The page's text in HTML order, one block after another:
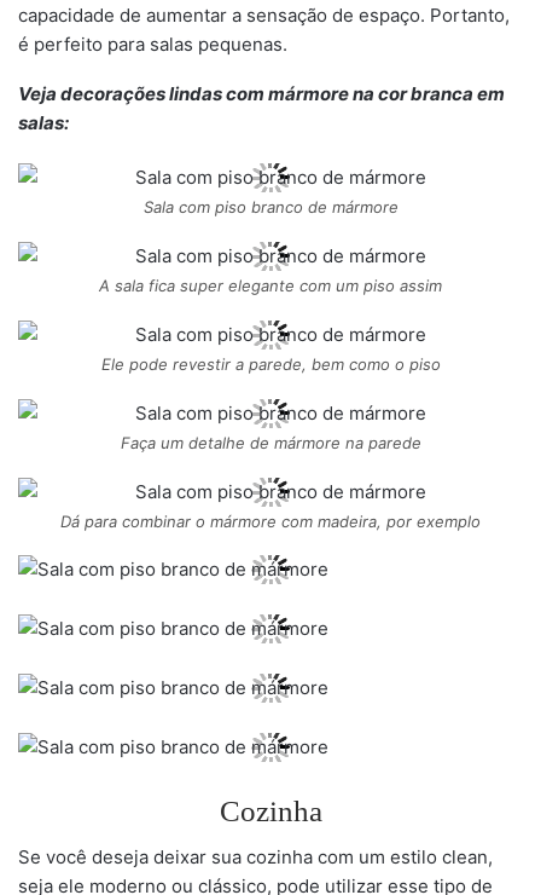
capacidade de aumentar a sensação de espaço. Portanto,
é perfeito para salas pequenas.
Veja decorações lindas com mármore na cor branca em
salas:
Sala com piso branco de mármore
A sala fica super elegante com um piso assim
Ele pode revestir a parede, bem como o piso
Faça um detalhe de mármore na parede
Dá para combinar o mármore com madeira, por exemplo
Cozinha
Se você deseja deixar sua cozinha com um estilo clean,
seja ele moderno ou clássico, pode utilizar esse tipo de